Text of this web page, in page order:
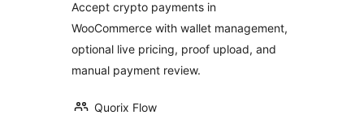
Accept crypto payments in
WooCommerce with wallet management,
optional live pricing, proof upload, and
manual payment review.
Quorix Flow